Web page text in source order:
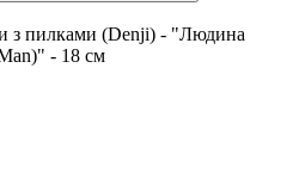
з пилками (Denji) - "Людина
- 18 см